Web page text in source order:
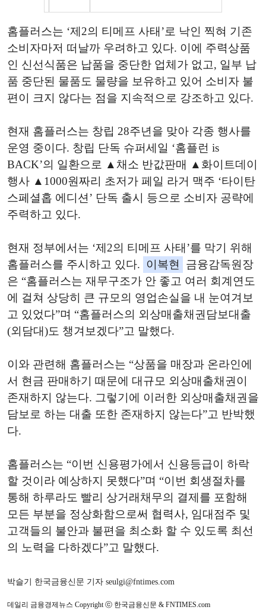
홈플러스는 ‘제2의 티메프 사태’로 낙인 찍혀 기존
소비자마저 떠날까 우려하고 있다. 이에 주력상품
인 신선식품은 납품을 중단한 업체가 없고, 일부 납
품 중단된 물품도 물량을 보유하고 있어 소비자 불
편이 크지 않다는 점을 지속적으로 강조하고 있다.
현재 홈플러스는 창립 28주년을 맞아 각종 행사를
운영 중이다. 창립 단독 슈퍼세일 ‘홈플런 is
BACK’의 일환으로 ▲채소 반값판매 ▲화이트데이
행사 ▲1000원짜리 초저가 페일 라거 맥주 ‘타이탄
스페셜홉 에디션’ 단독 출시 등으로 소비자 공략에
주력하고 있다.
현재 정부에서는 ‘제2의 티메프 사태’를 막기 위해
홈플러스를 주시하고 있다. 이복현
금융감독원장
은 “홈플러스는 재무구조가 안 좋고 여러 회계연도
에 걸쳐 상당히 큰 규모의 영업손실을 내 눈여겨보
고 있었다”며 “홈플러스의 외상매출채권담보대출
(외담대)도 챙겨보겠다”고 말했다.
이와 관련해 홈플러스는 “상품을 매장과 온라인에
서 현금 판매하기 때문에 대규모 외상매출채권이
존재하지 않는다. 그렇기에 이러한 외상매출채권을
담보로 하는 대출 또한 존재하지 않는다”고 반박했
다.
홈플러스는 “이번 신용평가에서 신용등급이 하락
할 것이라 예상하지 못했다”며 “이번 회생절차를
통해 하루라도 빨리 상거래채무의 결제를 포함해
모든 부분을 정상화함으로써 협력사, 임대점주 및
고객들의 불안과 불편을 최소화 할 수 있도록 최선
의 노력을 다하겠다”고 말했다.
박슬기 한국금융신문 기자 seulgi@fntimes.com
데일리 금융경제뉴스 Copyright ⓒ 한국금융신문 & FNTIMES.com